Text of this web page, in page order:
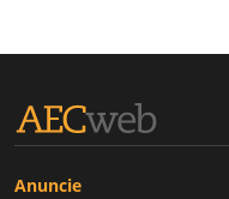
Anuncie